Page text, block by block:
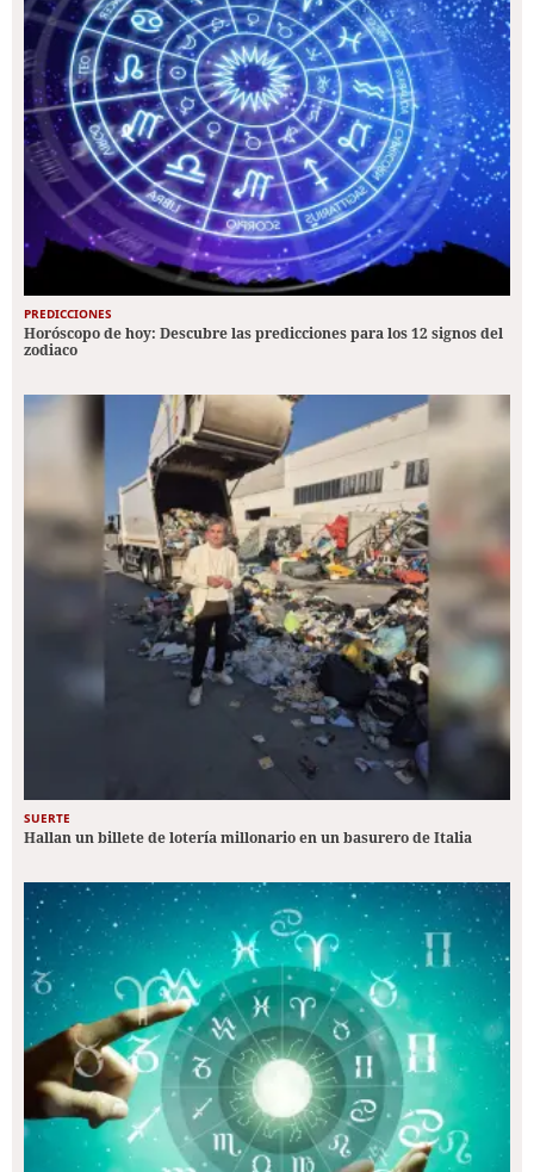
PREDICCIONES
Horóscopo de hoy: Descubre las predicciones para los 12 signos del
zodiaco
SUERTE
Hallan un billete de lotería millonario en un basurero de Italia